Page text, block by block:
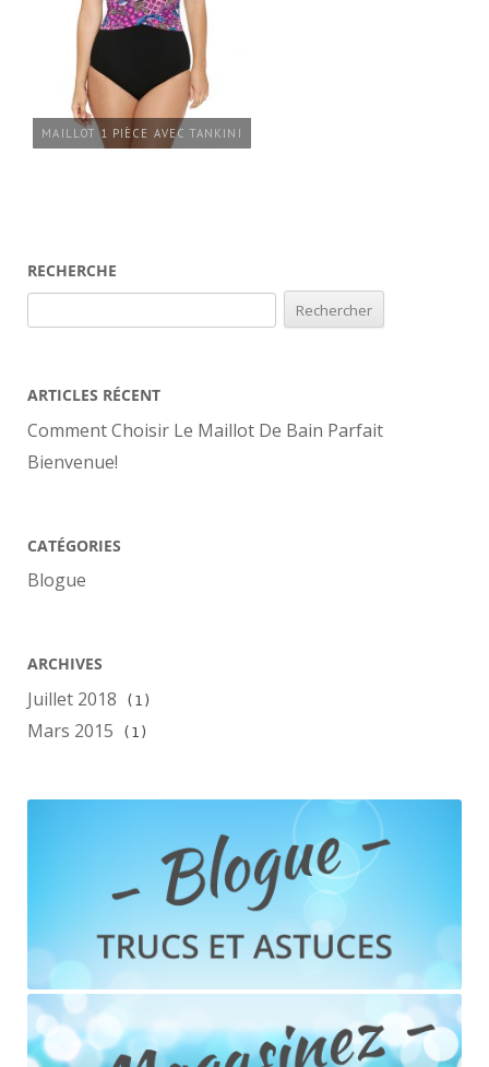
MAILLOT 1 PIÈCE AVEC TANKINI
RECHERCHE
ARTICLES RÉCENT
Comment Choisir Le Maillot De Bain Parfait
Bienvenue!
CATÉGORIES
Blogue
ARCHIVES
Juillet 2018 (1)
Mars 2015 (1)